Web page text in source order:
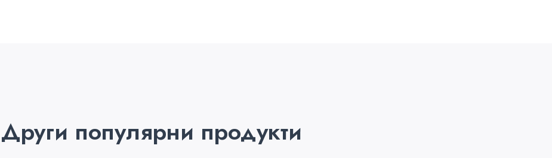
Други популярни продукти